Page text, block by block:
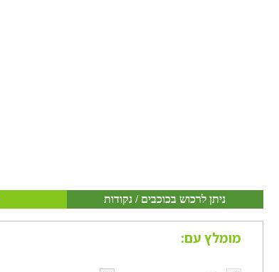
ניתן לרכוש בכוכבים / נקודות
מומלץ עם: